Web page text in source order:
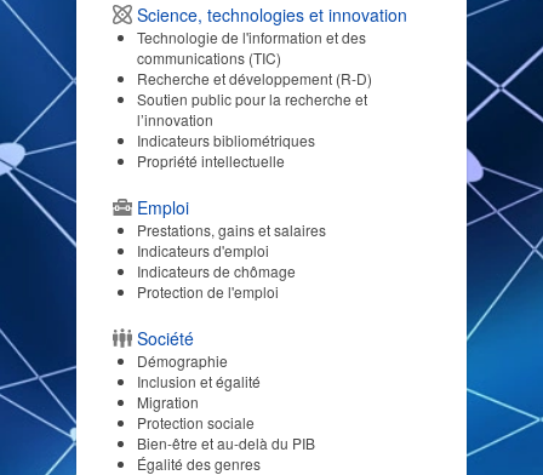
Science, technologies et innovation
Technologie de l'information et des
communications (TIC)
Recherche et développement (R-D)
Soutien public pour la recherche et
l’innovation
Indicateurs bibliométriques
Propriété intellectuelle
Emploi
Prestations, gains et salaires
Indicateurs d'emploi
Indicateurs de chômage
Protection de l'emploi
Société
Démographie
Inclusion et égalité
Migration
Protection sociale
Bien-être et au-delà du PIB
Égalité des genres